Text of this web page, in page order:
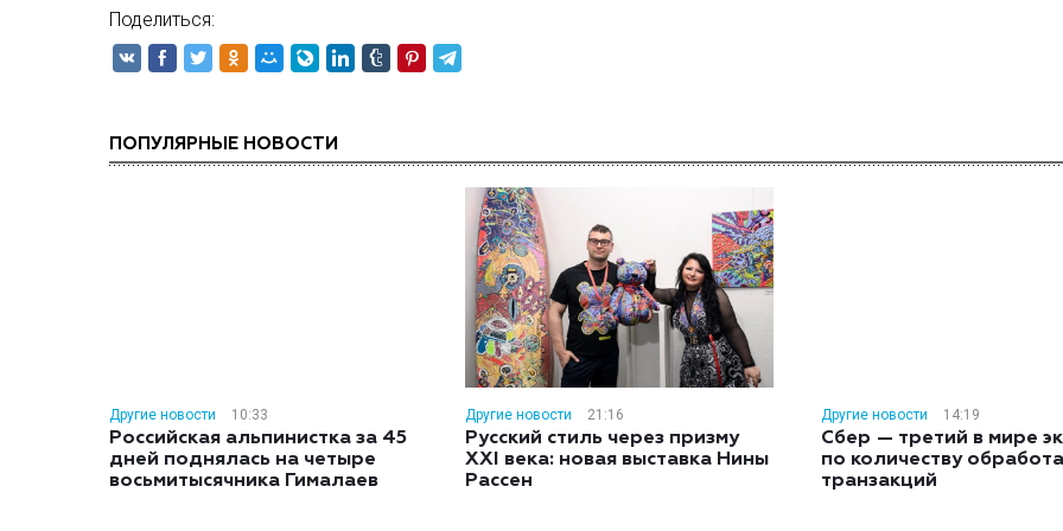
Поделиться:
ПОПУЛЯРНЫЕ НОВОСТИ
Другие новости 10:33
Российская альпинистка за 45
дней поднялась на четыре
восьмитысячника Гималаев
Другие новости 21:16
Русский стиль через призму
XXI века: новая выставка Нины
Рассен
Другие новости 14:19
Сбер — третий в мире
по количеству
транзакций